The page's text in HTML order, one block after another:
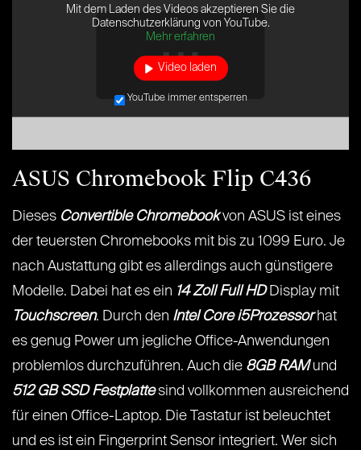
Mit dem Laden des Videos akzeptieren Sie die
Datenschutzerklärung von YouTube.
Mehr erfahren
Video laden
YouTube immer entsperren
ASUS Chromebook Flip C436
Dieses Convertible Chromebookvon ASUS ist eines
der teuersten Chromebooks mit bis zu 1099 Euro. Je
nach Austattung gibt es allerdings auch günstigere
Modelle. Dabei hat es ein 14 Zoll Full HD Display mit
Touchscreen. Durch den Intel Core i5Prozessorhat
es genug Power um jegliche Office-Anwendungen
problemlos durchzuführen. Auch die 8GB RAMund
512 GB SSD Festplattesind vollkommen ausreichend
für einen Office-Laptop. Die Tastatur ist beleuchtet
und es ist ein Fingerprint Sensor integriert. Wer sich